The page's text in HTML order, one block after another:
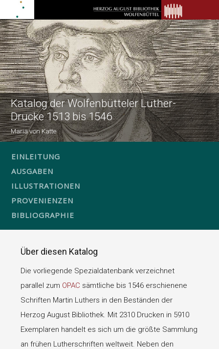
Katalog der Wolfenbütteler Luther-
Drucke 1513 bis 1546
Maria von Katte
EINLEITUNG
AUSGABEN
ILLUSTRATIONEN
PROVENIENZEN
BIBLIOGRAPHIE
Über diesen Katalog
Die vorliegende Spezialdatenbank verzeichnet
parallel zum OPAC sämtliche bis 1546 erschienene
Schriften Martin Luthers in den Beständen der
Herzog August Bibliothek. Mit 2310 Drucken in 5910
Exemplaren handelt es sich um die größte Sammlung
an frühen Lutherschriften weltweit. Neben den